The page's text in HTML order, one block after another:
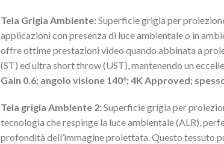
Tela Grigia Ambiente:Superficie grigia per
applicazioni con presenza di luce ambientale o in
offre ottime prestazioni video quando abbinata a
(ST) ed ultra short throw (UST), mantenendo un
Gain 0.6; angolo visione 140°; 4K Approved;
Tela grigia Ambiente 2:Superficie grigia per
tecnologia che respinge la luce ambientale (ALR),
profondità dell’immagine proiettata. Questo tessuto